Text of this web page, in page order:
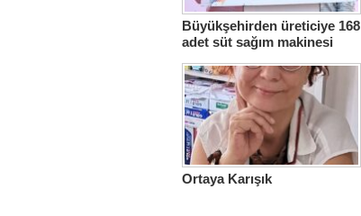
Büyükşehirden üreticiye 168
adet süt sağım makinesi
Ortaya Karışık